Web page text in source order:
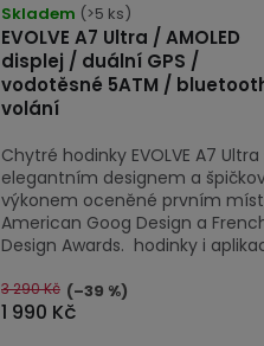
EVOLVE A7 Ultra / AMOLED
displej / duální GPS /
vodotěsné 5ATM /
volání
hodnocení
produktu
je
4,9
5
hvězdiček.
Skladem (>5 ks)
1 990 Kč
3 290 Kč (–39 %)
Chytré hodinky EVOLVE A7 Ultra
elegantním designem a
výkonem oceněné prvním
American Goog Design a
Design Awards. hodinky i